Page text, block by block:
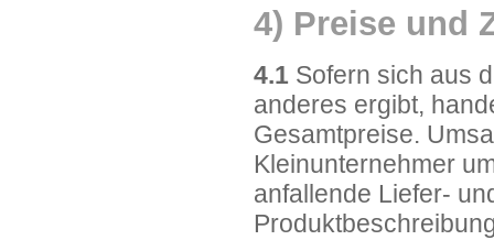
4) Preise und
4.1 Sofern sich aus
anderes ergibt,
Gesamtpreise.
Kleinunternehmer
anfallende Liefer-